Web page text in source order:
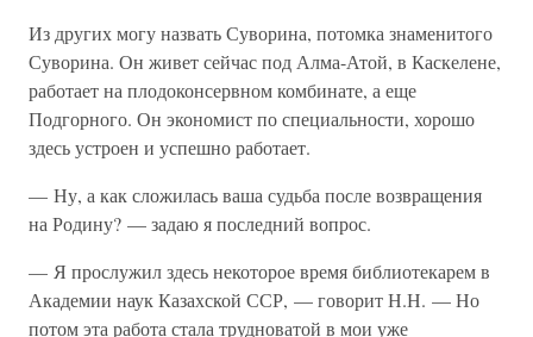
Из других могу назвать Суворина, потомка знаменитого
Суворина. Он живет сейчас под Алма-Атой, в Каскелене,
работает на плодоконсервном комбинате, а еще
Подгорного. Он экономист по специальности, хорошо
здесь устроен и успешно работает.
— Ну, а как сложилась ваша судьба после возвращения
на Родину? — задаю я последний вопрос.
— Я прослужил здесь некоторое время библиотекарем в
Академии наук Казахской ССР, — говорит Н.Н. — Но
потом эта работа стала трудноватой в мои уже